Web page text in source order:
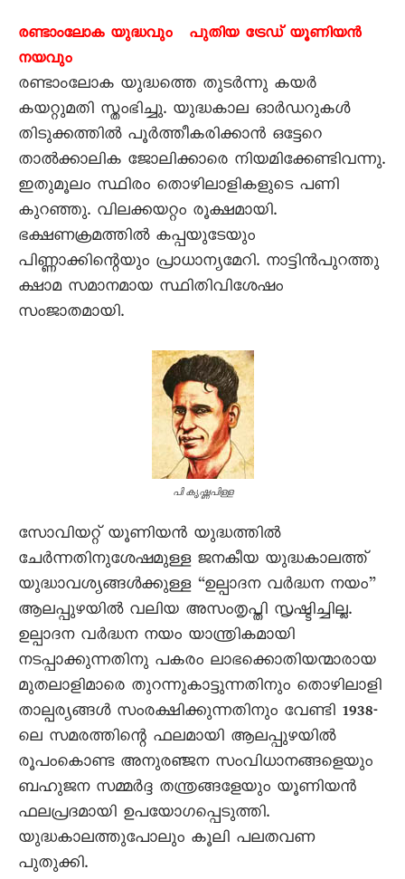
രണ്ടാംലോക യുദ്ധവും പുതിയ ട്രേഡ് യൂണിയൻ
നയവും
രണ്ടാംലോക യുദ്ധത്തെ തുടർന്നു കയർ
കയറ്റുമതി സ്തംഭിച്ചു. യുദ്ധകാല ഓർഡറുകൾ
തിടുക്കത്തിൽ പൂർത്തീകരിക്കാൻ ഒട്ടേറെ
താൽക്കാലിക ജോലിക്കാരെ നിയമിക്കേണ്ടിവന്നു.
ഇതുമൂലം സ്ഥിരം തൊഴിലാളികളുടെ പണി
കുറഞ്ഞു. വിലക്കയറ്റം രൂക്ഷമായി.
ഭക്ഷണക്രമത്തിൽ കപ്പയുടേയും
പിണ്ണാക്കിന്റെയും പ്രാധാന്യമേറി. നാട്ടിൻപുറത്തു
ക്ഷാമ സമാനമായ സ്ഥിതിവിശേഷം
സംജാതമായി.
പി കൃഷ്ണപിള്ള
സോവിയറ്റ് യൂണിയൻ യുദ്ധത്തിൽ
ചേർന്നതിനുശേഷമുള്ള ജനകീയ യുദ്ധകാലത്ത്
യുദ്ധാവശ്യങ്ങൾക്കുള്ള “ഉല്പാദന വർദ്ധന നയം”
ആലപ്പുഴയിൽ വലിയ അസംതൃപ്തി സൃഷ്ടിച്ചില്ല.
ഉല്പാദന വർദ്ധന നയം യാന്ത്രികമായി
നടപ്പാക്കുന്നതിനു പകരം ലാഭക്കൊതിയന്മാരായ
മുതലാളിമാരെ തുറന്നുകാട്ടുന്നതിനും തൊഴിലാളി
താല്പര്യങ്ങൾ സംരക്ഷിക്കുന്നതിനും വേണ്ടി 1938-
ലെ സമരത്തിന്റെ ഫലമായി ആലപ്പുഴയിൽ
രൂപംകൊണ്ട അനുരഞ്ജന സംവിധാനങ്ങളെയും
ബഹുജന സമ്മർദ്ദ തന്ത്രങ്ങളേയും യൂണിയൻ
ഫലപ്രദമായി ഉപയോഗപ്പെടുത്തി.
യുദ്ധകാലത്തുപോലും കൂലി പലതവണ
പുതുക്കി.